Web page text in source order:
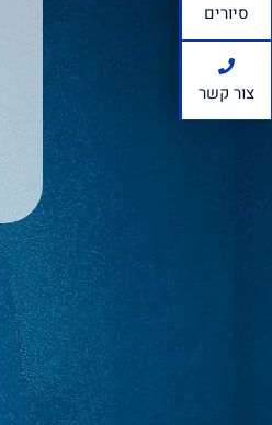
סיורים
צור קשר